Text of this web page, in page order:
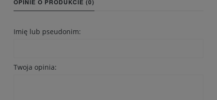
OPINIE O PRODUKCIE (0)
Imię lub pseudonim:
Twoja opinia: